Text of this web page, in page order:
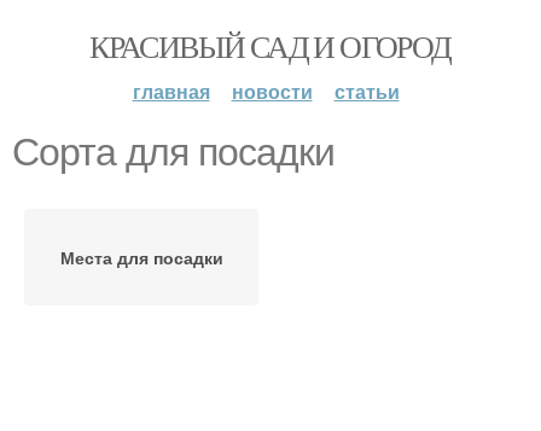
КРАСИВЫЙ САД И ОГОРОД
главная новости статьи
Сорта для посадки
Места для посадки